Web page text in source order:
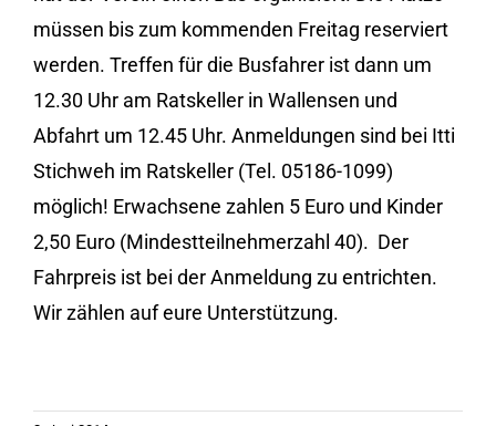
müssen bis zum kommenden Freitag reserviert
werden. Treffen für die Busfahrer ist dann um
12.30 Uhr am Ratskeller in Wallensen und
Abfahrt um 12.45 Uhr. Anmeldungen sind bei Itti
Stichweh im Ratskeller (Tel. 05186-1099)
möglich! Erwachsene zahlen 5 Euro und Kinder
2,50 Euro (Mindestteilnehmerzahl 40). Der
Fahrpreis ist bei der Anmeldung zu entrichten.
Wir zählen auf eure Unterstützung.